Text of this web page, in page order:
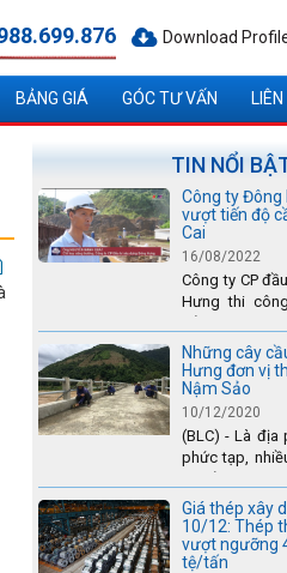
Download
BẢNG GIÁ GÓC TƯ VẤN
TIN NỔI
Công ty Đông
vượt tiến độ
Cai
16/08/2022
Công ty CP
Hưng thi
dự án - được
truyền hình Lào
Những cây
Hưng đơn vị
Nậm Sảo
10/12/2020
(BLC) - Là địa
phức tạp,
Sìn Hồ) rất
mùa mưa lũ....
Giá thép xây
10/12: Thép
vượt ngưỡng
tệ/tấn